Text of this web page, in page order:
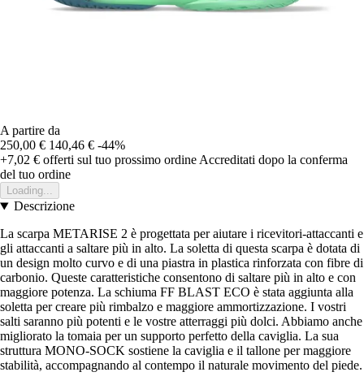
A partire da
250,00 € 140,46 € -44%
+7,02 € offerti sul tuo prossimo ordine Accreditati dopo la conferma
del tuo ordine
Loading...
Descrizione
La scarpa METARISE 2 è progettata per aiutare i ricevitori-attaccanti e
gli attaccanti a saltare più in alto. La soletta di questa scarpa è dotata di
un design molto curvo e di una piastra in plastica rinforzata con fibre di
carbonio. Queste caratteristiche consentono di saltare più in alto e con
maggiore potenza. La schiuma FF BLAST ECO è stata aggiunta alla
soletta per creare più rimbalzo e maggiore ammortizzazione. I vostri
salti saranno più potenti e le vostre atterraggi più dolci. Abbiamo anche
migliorato la tomaia per un supporto perfetto della caviglia. La sua
struttura MONO-SOCK sostiene la caviglia e il tallone per maggiore
stabilità, accompagnando al contempo il naturale movimento del piede.